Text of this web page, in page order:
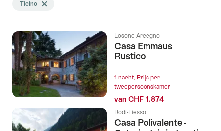
zoekopdracht
volgende
tags
Ticino Tag Ticino wissen
Losone-Arcegno
Casa Emmaus
Rustico
1 nacht, Prijs per
tweepersoonskamer
van CHF 1.874
Rodi-Fiesso
Casa Polivalente -